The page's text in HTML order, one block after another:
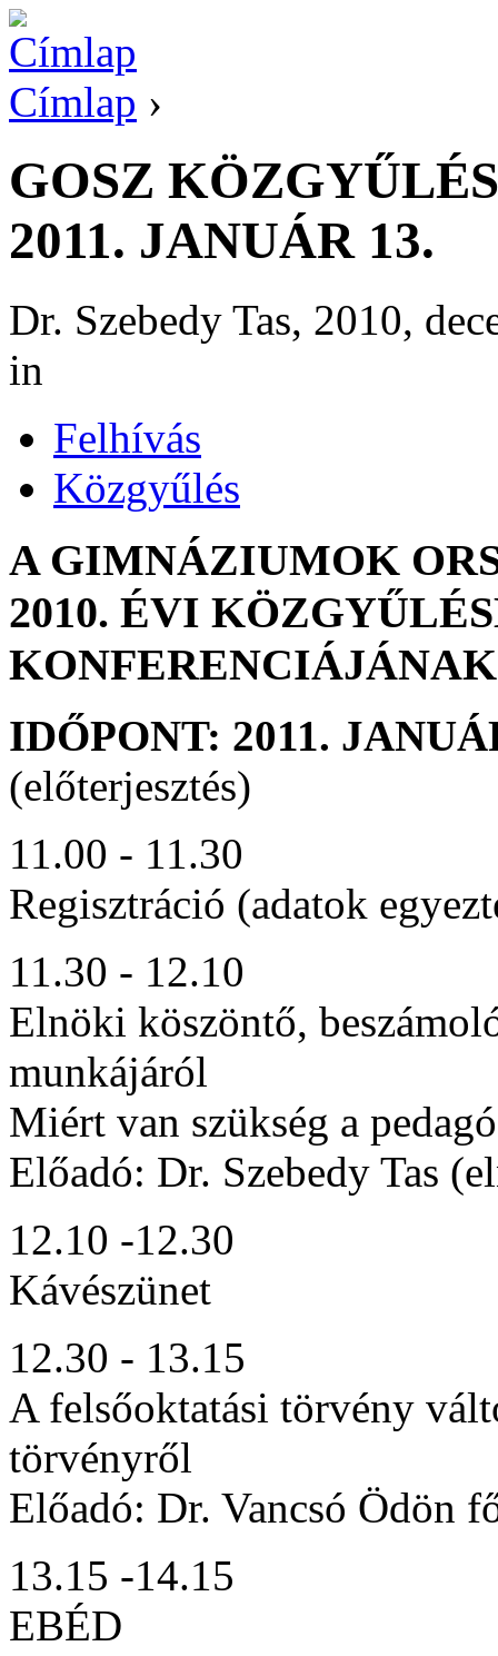
Címlap ›
GOSZ
2011. JANUÁR 13.
Dr. Szebedy Tas, 2010,
in
Felhívás
Közgyűlés
A GIMNÁZIUMOK
2010. ÉVI
IDŐPONT: 2011.
(előterjesztés)
11.00 - 11.30
Regisztráció (adatok
11.30 - 12.10
Elnöki köszöntő,
munkájáról
Miért van szükség a
Előadó: Dr. Szebedy Tas
12.10 -12.30
Kávészünet
12.30 - 13.15
A felsőoktatási törvény
törvényről
Előadó: Dr. Vancsó Ödön
13.15 -14.15
EBÉD